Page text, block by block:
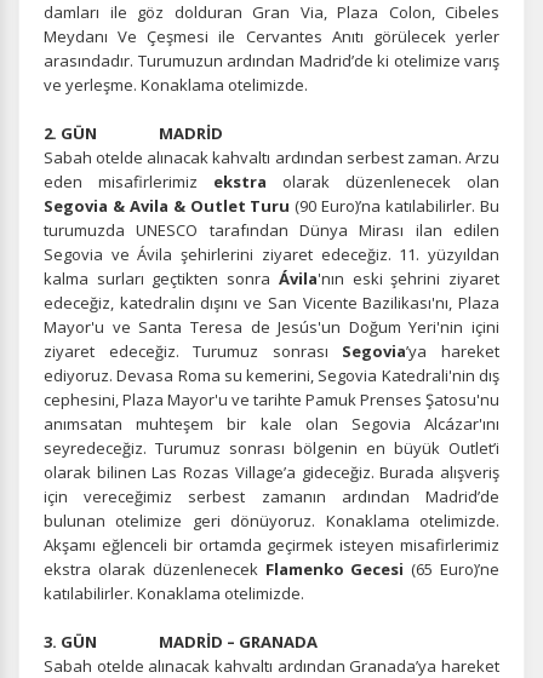
damları ile göz dolduran Gran Via, Plaza Colon, Cibeles
Meydanı Ve Çeşmesi ile Cervantes Anıtı görülecek yerler
arasındadır. Turumuzun ardından Madrid’de ki otelimize varış
ve yerleşme. Konaklama otelimizde.
2. GÜN MADRİD
Sabah otelde alınacak kahvaltı ardından serbest zaman. Arzu
eden misafirlerimiz ekstra olarak düzenlenecek olan
Segovia & Avila & Outlet Turu (90 Euro)’na katılabilirler. Bu
turumuzda UNESCO tarafından Dünya Mirası ilan edilen
Segovia ve Ávila şehirlerini ziyaret edeceğiz. 11. yüzyıldan
kalma surları geçtikten sonra Ávila'nın eski şehrini ziyaret
edeceğiz, katedralin dışını ve San Vicente Bazilikası'nı, Plaza
Mayor'u ve Santa Teresa de Jesús'un Doğum Yeri'nin içini
ziyaret edeceğiz. Turumuz sonrası Segovia’ya hareket
ediyoruz. Devasa Roma su kemerini, Segovia Katedrali'nin dış
cephesini, Plaza Mayor'u ve tarihte Pamuk Prenses Şatosu'nu
anımsatan muhteşem bir kale olan Segovia Alcázar'ını
seyredeceğiz. Turumuz sonrası bölgenin en büyük Outlet’i
olarak bilinen Las Rozas Village’a gideceğiz. Burada alışveriş
için vereceğimiz serbest zamanın ardından Madrid’de
bulunan otelimize geri dönüyoruz. Konaklama otelimizde.
Akşamı eğlenceli bir ortamda geçirmek isteyen misafirlerimiz
ekstra olarak düzenlenecek Flamenko Gecesi (65 Euro)’ne
katılabilirler. Konaklama otelimizde.
3. GÜN MADRİD – GRANADA
Sabah otelde alınacak kahvaltı ardından Granada’ya hareket